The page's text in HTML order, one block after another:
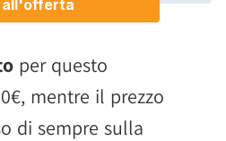
per questo
mentre il prezzo
di sempre sulla